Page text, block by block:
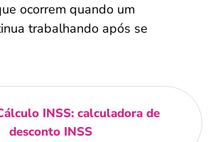
ocorrem quando um
trabalhando após se
INSS: calculadora de
desconto INSS